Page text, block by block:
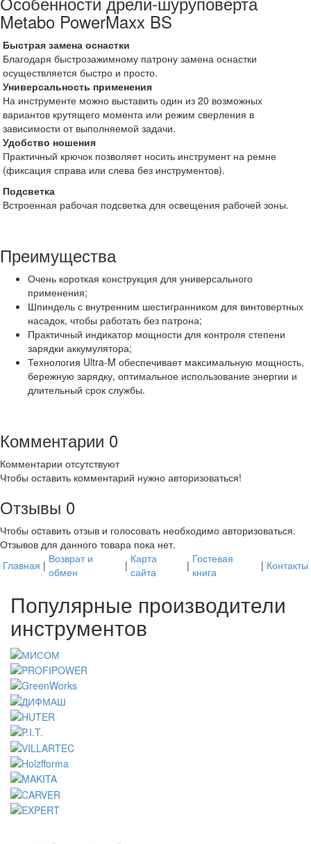
Metabo PowerMaxx BS
Быстрая замена оснастки
Благодаря быстрозажимному патрону замена оснастки
осуществляется быстро и просто.
Универсальность применения
На инструменте можно выставить один из 20 возможных
вариантов крутящего момента или режим сверления в
зависимости от выполняемой задачи.
Удобство ношения
Практичный крючок позволяет носить инструмент на ремне
(фиксация справа или слева без инструментов).
Подсветка
Встроенная рабочая подсветка для освещения рабочей зоны.
Преимущества
Очень короткая конструкция для универсального
применения;
Шпиндель с внутренним шестигранником для винтовертных
насадок, чтобы работать без патрона;
Практичный индикатор мощности для контроля степени
зарядки аккумулятора;
Технология Ultra-M обеспечивает максимальную мощность,
бережную зарядку, оптимальное использование энергии и
длительный срок службы.
Комментарии 0
Комментарии отсутствуют
Чтобы оставить комментарий нужно авторизоваться!
Отзывы 0
Чтобы оcтавить отзыв и голосовать необходимо авторизоваться.
Отзывов для данного товара пока нет.
Главная | Возврат и
обмен
| Карта
сайта
| Гостевая
книга
| Контакты
Популярные производители
инструментов